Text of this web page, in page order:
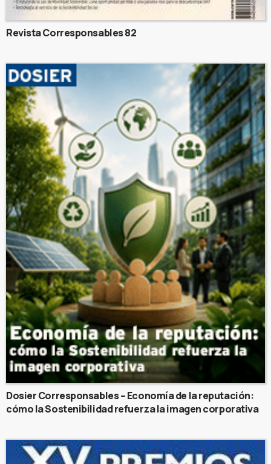
Revista Corresponsables 82
Dosier Corresponsables – Economía de la reputación:
cómo la Sostenibilidad refuerza la imagen corporativa